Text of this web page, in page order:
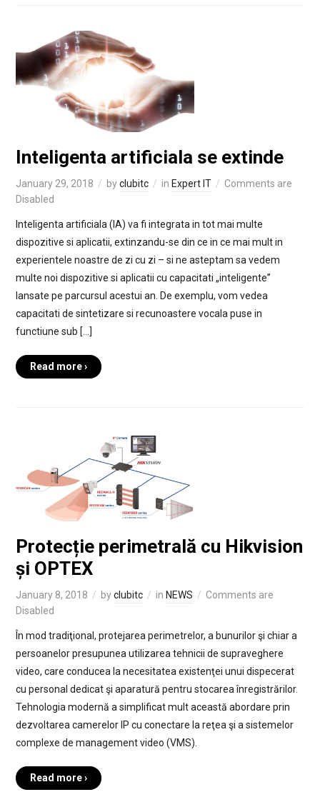
Inteligenta artificiala se extinde
January 29, 2018 byclubitc in Expert IT
Comments are
Disabled
Inteligenta artificiala (IA) va fi integrata in tot mai multe
dispozitive si aplicatii, extinzandu-se din ce in ce mai mult in
experientele noastre de zi cu zi – si ne asteptam sa vedem
multe noi dispozitive si aplicatii cu capacitati „inteligente”
lansate pe parcursul acestui an. De exemplu, vom vedea
capacitati de sintetizare si recunoastere vocala puse in
functiune sub […]
Read more ›
Protecție perimetrală cu Hikvision
și OPTEX
January 8, 2018 byclubitc in NEWS
Comments are
Disabled
În mod tradiţional, protejarea perimetrelor, a bunurilor şi chiar a
persoanelor presupunea utilizarea tehnicii de supraveghere
video, care conducea la necesitatea existenţei unui dispecerat
cu personal dedicat şi aparatură pentru stocarea înregistrărilor.
Tehnologia modernă a simplificat mult această abordare prin
dezvoltarea camerelor IP cu conectare la reţea şi a sistemelor
complexe de management video (VMS).
Read more ›